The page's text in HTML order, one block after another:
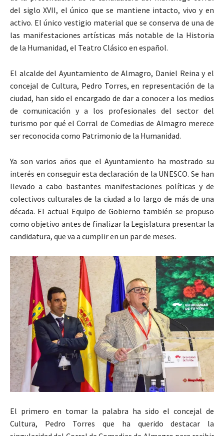
del siglo XVII, el único que se mantiene intacto, vivo y en
activo. El único vestigio material que se conserva de una de
las manifestaciones artísticas más notable de la Historia
de la Humanidad, el Teatro Clásico en español.
El alcalde del Ayuntamiento de Almagro, Daniel Reina y el
concejal de Cultura, Pedro Torres, en representación de la
ciudad, han sido el encargado de dar a conocer a los medios
de comunicación y a los profesionales del sector del
turismo por qué el Corral de Comedias de Almagro merece
ser reconocida como Patrimonio de la Humanidad.
Ya son varios años que el Ayuntamiento ha mostrado su
interés en conseguir esta declaración de la UNESCO. Se han
llevado a cabo bastantes manifestaciones políticas y de
colectivos culturales de la ciudad a lo largo de más de una
década. El actual Equipo de Gobierno también se propuso
como objetivo antes de finalizar la Legislatura presentar la
candidatura, que va a cumplir en un par de meses.
El primero en tomar la palabra ha sido el concejal de
Cultura, Pedro Torres que ha querido destacar la